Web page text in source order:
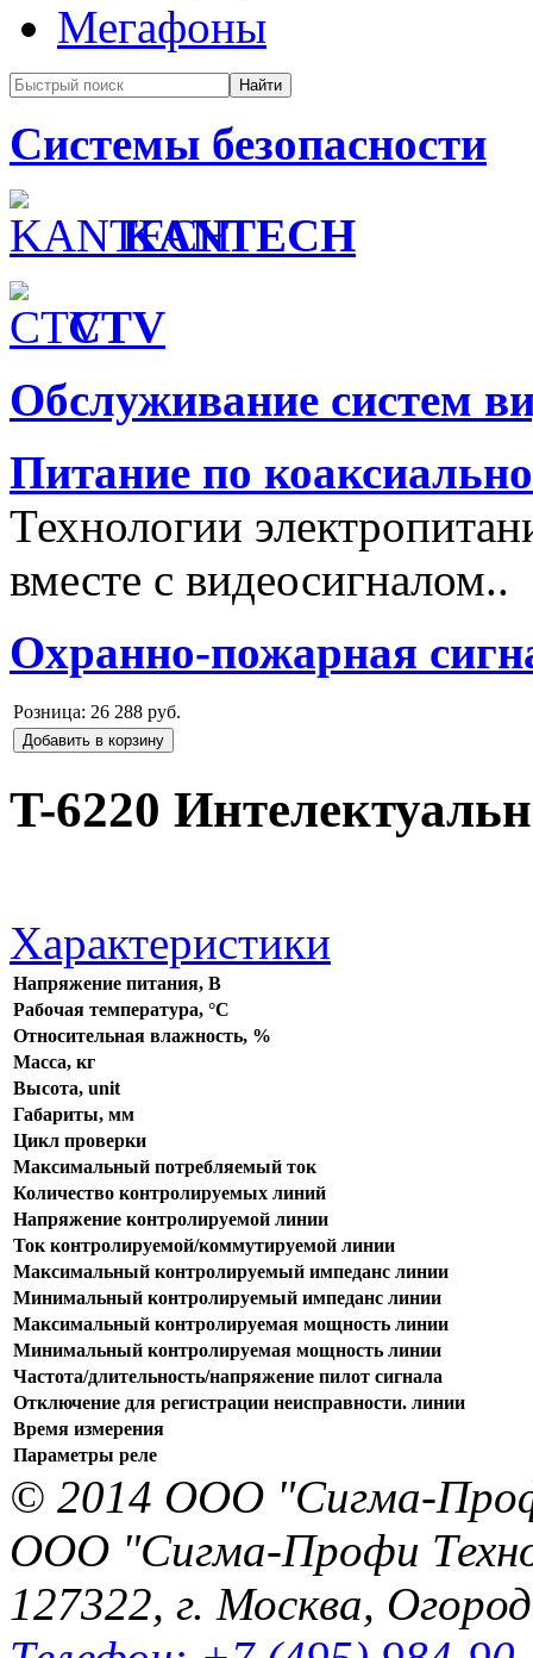
Мегафоны
Системы безопасности
KANTECH
CTV
Обслуживание систем
Питание по
Технологии
вместе с видеосигналом..
Охранно-пожарная
Розница: 26 288 руб.
Добавить в корзину
T-6220
Характеристики
Напряжение питания, В
Рабочая температура, °C
Относительная влажность, %
Масса, кг
Высота, unit
Габариты, мм
Цикл проверки
Максимальный потребляемый ток
Количество контролируемых линий
Напряжение контролируемой линии
Ток контролируемой/коммутируемой линии
Максимальный контролируемый импеданс линии
Минимальный контролируемый импеданс линии
Максимальный контролируемая мощность линии
Минимальный контролируемая мощность линии
Частота/длительность/напряжение пилот сигнала
Отключение для регистрации неисправности. линии
Время измерения
Параметры реле
© 2014 ООО "Сигма-
ООО "Сигма-Профи
127322, г. Москва,